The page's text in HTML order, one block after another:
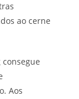
ao cerne
Aos